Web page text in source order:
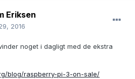
Eriksen
2016
noget i dagligt med de ekstra
blog/raspberry-pi-3-on-sale/